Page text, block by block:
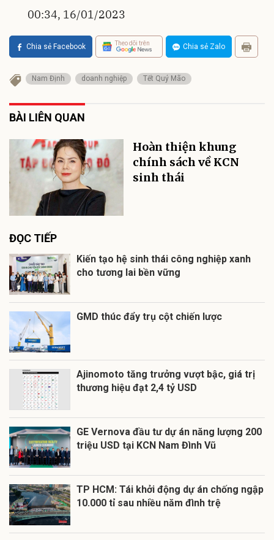
00:34, 16/01/2023
Chia sẻ Facebook Theo dõi trên Chia sẻ Zalo
Nam Định doanh nghiệp Tết Quý Mão
BÀI LIÊN QUAN
Hoàn thiện khung
chính sách về KCN
sinh thái
ĐỌC TIẾP
Kiến tạo hệ sinh thái công nghiệp xanh
cho tương lai bền vững
GMD thúc đẩy trụ cột chiến lược
Ajinomoto tăng trưởng vượt bậc, giá trị
thương hiệu đạt 2,4 tỷ USD
GE Vernova đầu tư dự án năng lượng 200
triệu USD tại KCN Nam Đình Vũ
TP HCM: Tái khởi động dự án chống ngập
10.000 tỉ sau nhiều năm đình trệ